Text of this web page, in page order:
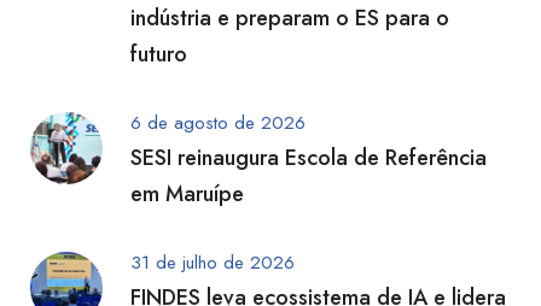
indústria e preparam o ES para o
futuro
6 de agosto de 2026
SESI reinaugura Escola de Referência
em Maruípe
31 de julho de 2026
FINDES leva ecossistema de IA e lidera